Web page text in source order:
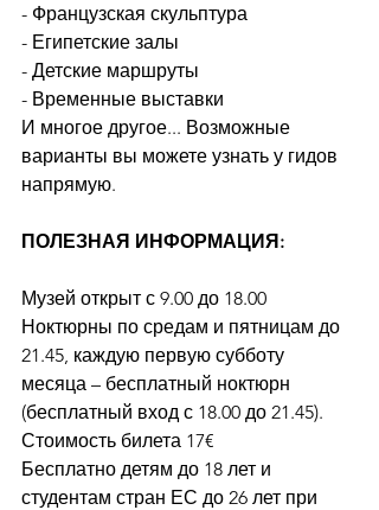
- Французская скульптура
- Египетские залы
- Детские маршруты
- Временные выставки
И многое другое... Возможные
варианты вы можете узнать у гидов
напрямую.
ПОЛЕЗНАЯ ИНФОРМАЦИЯ:
Музей открыт с 9.00 до 18.00
Ноктюрны по средам и пятницам до
21.45, каждую первую субботу
месяца – бесплатный ноктюрн
(бесплатный вход с 18.00 до 21.45).
Стоимость билета 17€
Бесплатно детям до 18 лет и
студентам стран ЕС до 26 лет при